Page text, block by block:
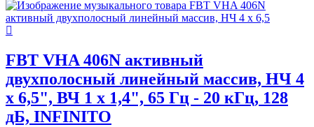
FBT VHA 406N активный
двухполосный линейный массив, НЧ 4
х 6,5", ВЧ 1 х 1,4", 65 Гц - 20 кГц, 128
дБ, INFINITO